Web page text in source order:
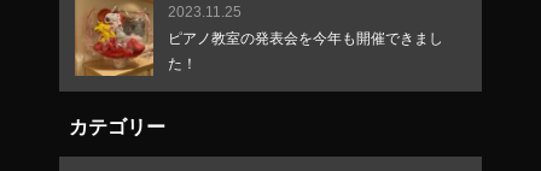
2023.11.25
ピアノ教室の発表会を今年も開催できまし
た！
カテゴリー